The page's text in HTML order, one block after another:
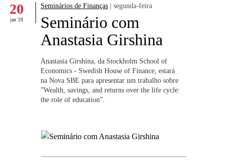
DOCENTES E INVESTIGAÇÃO
COMUNIDADE
WHAT'S HAPPENING
20
jan '20
Seminários de Finanças | segunda-feira
Seminário com
Anastasia Girshina
Anastasia Girshina, da Stockholm School of
Economics - Swedish House of Finance, estará
na Nova SBE para apresentar um trabalho sobre
”Wealth, savings, and returns over the life cycle:
the role of education”.